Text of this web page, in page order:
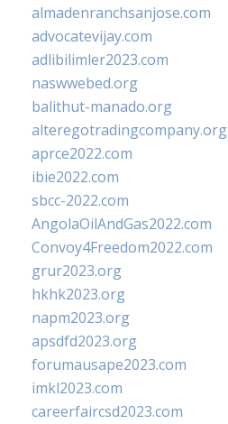
almadenranchsanjose.com
advocatevijay.com
adlibilimler2023.com
naswwebed.org
balithut-manado.org
alteregotradingcompany.org
aprce2022.com
ibie2022.com
sbcc-2022.com
AngolaOilAndGas2022.com
Convoy4Freedom2022.com
grur2023.org
hkhk2023.org
napm2023.org
apsdfd2023.org
forumausape2023.com
imkl2023.com
careerfaircsd2023.com